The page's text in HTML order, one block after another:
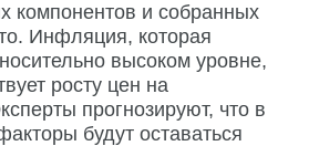
компонентов и собранных
Инфляция, которая
высоком уровне,
росту цен на
прогнозируют, что в
будут оставаться